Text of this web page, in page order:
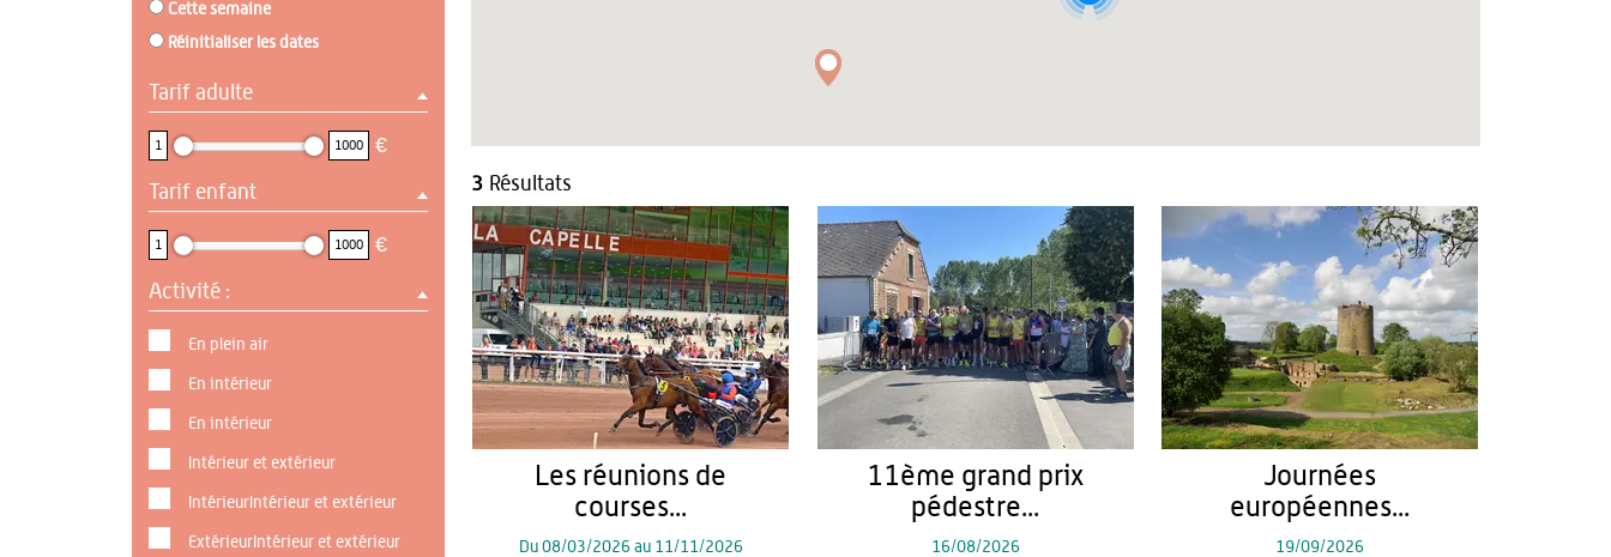
Cette semaine
Réinitialiser les dates
Tarif adulte
1 1000 €
Tarif enfant
1 1000 €
Activité :
En plein air
En intérieur
En intérieur
Intérieur et extérieur
IntérieurIntérieur et extérieur
ExtérieurIntérieur et extérieur
3 Résultats
Les réunions de
courses...
Du 08/03/2026 au 11/11/2026
11ème grand prix
pédestre...
16/08/2026
Journées
européennes...
19/09/2026